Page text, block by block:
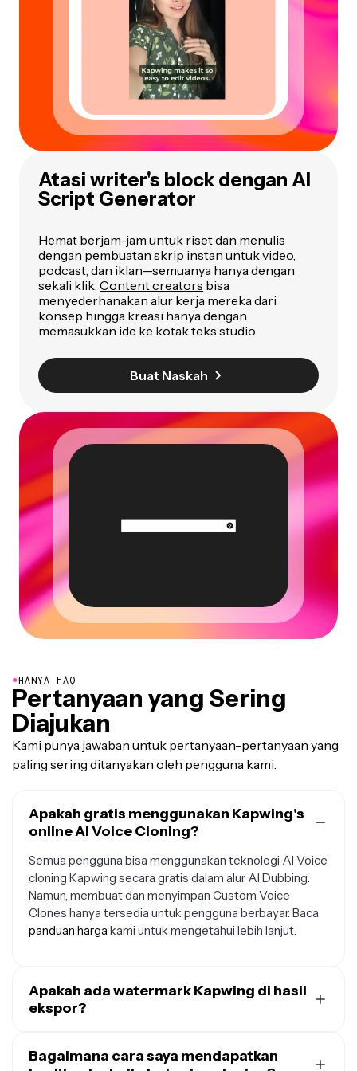
Atasi writer's block dengan AI
Script Generator
Hemat berjam-jam untuk riset dan menulis
dengan pembuatan skrip instan untuk video,
podcast, dan iklan—semuanya hanya dengan
sekali klik. Content creators bisa
menyederhanakan alur kerja mereka dari
konsep hingga kreasi hanya dengan
memasukkan ide ke kotak teks studio.
Buat Naskah
●HANYA FAQ
Pertanyaan yang Sering
Diajukan
Kami punya jawaban untuk pertanyaan-pertanyaan yang
paling sering ditanyakan oleh pengguna kami.
Apakah gratis menggunakan Kapwing's
online AI Voice Cloning?
Semua pengguna bisa menggunakan teknologi AI Voice
cloning Kapwing secara gratis dalam alur AI Dubbing.
Namun, membuat dan menyimpan Custom Voice
Clones hanya tersedia untuk pengguna berbayar. Baca
panduan harga kami untuk mengetahui lebih lanjut.
Apakah ada watermark Kapwing di hasil
ekspor?
ekspor — termasuk dari tools AI Voice Cloning — bakal
Bagaimana cara saya mendapatkan